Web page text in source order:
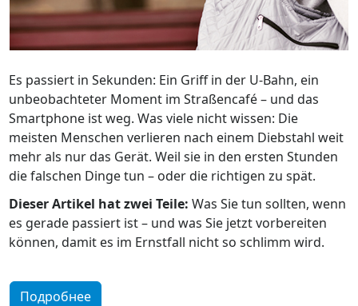
Es passiert in Sekunden: Ein Griff in der U-Bahn, ein
unbeobachteter Moment im Straßencafé – und das
Smartphone ist weg. Was viele nicht wissen: Die
meisten Menschen verlieren nach einem Diebstahl weit
mehr als nur das Gerät. Weil sie in den ersten Stunden
die falschen Dinge tun – oder die richtigen zu spät.
Dieser Artikel hat zwei Teile: Was Sie tun sollten, wenn
es gerade passiert ist – und was Sie jetzt vorbereiten
können, damit es im Ernstfall nicht so schlimm wird.
Подробнее